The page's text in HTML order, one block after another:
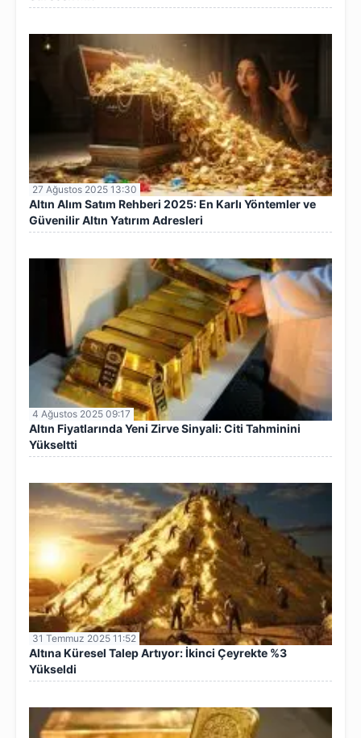
27 Ağustos 2025 13:30
Altın Alım Satım Rehberi 2025: En Karlı Yöntemler ve
Güvenilir Altın Yatırım Adresleri
4 Ağustos 2025 09:17
Altın Fiyatlarında Yeni Zirve Sinyali: Citi Tahminini
Yükseltti
31 Temmuz 2025 11:52
Altına Küresel Talep Artıyor: İkinci Çeyrekte %3
Yükseldi